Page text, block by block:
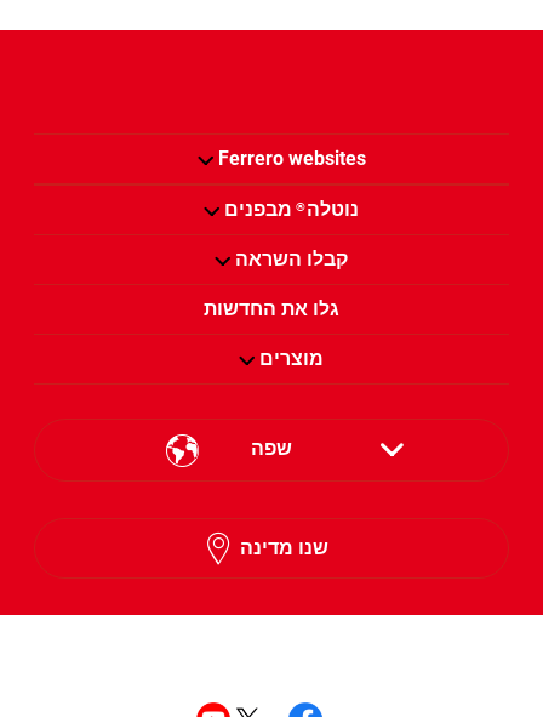
Ferrero websites
נוטלה®מבפנים
קבלו השראה
גלו את החדשות
מוצרים
שפה
English
שנו מדינה